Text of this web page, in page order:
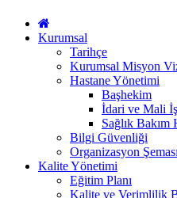
Kurumsal
Tarihçe
Kurumsal Misyon
Hastane Yönetimi
Başhekim
İdari ve Mali
Sağlık
Bilgi Güvenliği
Organizasyon Şeması
Kalite Yönetimi
Eğitim Planı
Kalite ve Verimlilik